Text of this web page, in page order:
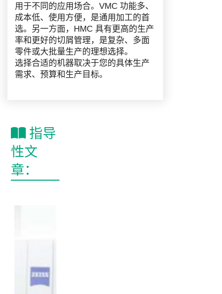
用于不同的应用场合。VMC 功能多、
成本低、使用方便，是通用加工的首
选。另一方面，HMC 具有更高的生产
率和更好的切屑管理，是复杂、多面
零件或大批量生产的理想选择。
选择合适的机器取决于您的具体生产
需求、预算和生产目标。
指导
性文
章：